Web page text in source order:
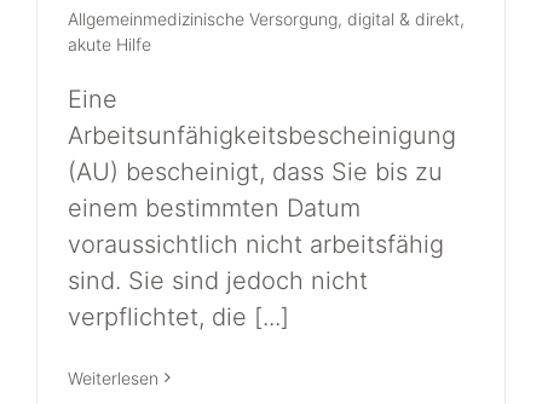
Allgemeinmedizinische Versorgung, digital & direkt,
akute Hilfe
Eine
Arbeitsunfähigkeitsbescheinigung
(AU) bescheinigt, dass Sie bis zu
einem bestimmten Datum
voraussichtlich nicht arbeitsfähig
sind. Sie sind jedoch nicht
verpflichtet, die [...]
Weiterlesen